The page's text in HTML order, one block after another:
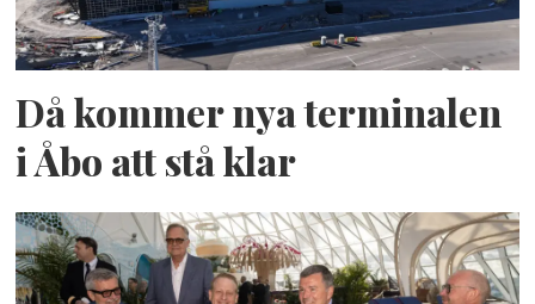
Då kommer nya terminalen
i Åbo att stå klar